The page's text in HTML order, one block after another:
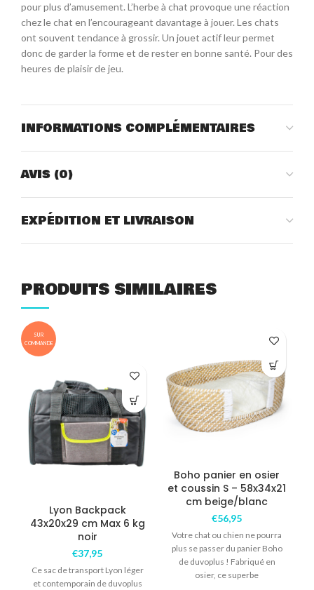
pour plus d’amusement. L’herbe à chat provoque une réaction
chez le chat en l’encourageant davantage à jouer. Les chats
ont souvent tendance à grossir. Un jouet actif leur permet
donc de garder la forme et de rester en bonne santé. Pour des
heures de plaisir de jeu.
INFORMATIONS COMPLÉMENTAIRES
AVIS (0)
EXPÉDITION ET LIVRAISON
PRODUITS SIMILAIRES
SUR
COMMANDE
Lyon Backpack
43x20x29 cm Max 6 kg
noir
€37,95
Ce sac de transport Lyon léger
et contemporain de duvoplus
Boho panier en osier
et coussin S – 58x34x21
cm beige/blanc
€56,95
Votre chat ou chien ne pourra
plus se passer du panier Boho
de duvoplus ! Fabriqué en
osier, ce superbe